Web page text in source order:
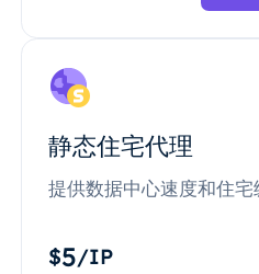
静态住宅代理
提供数据中心速度和住宅
$5/IP